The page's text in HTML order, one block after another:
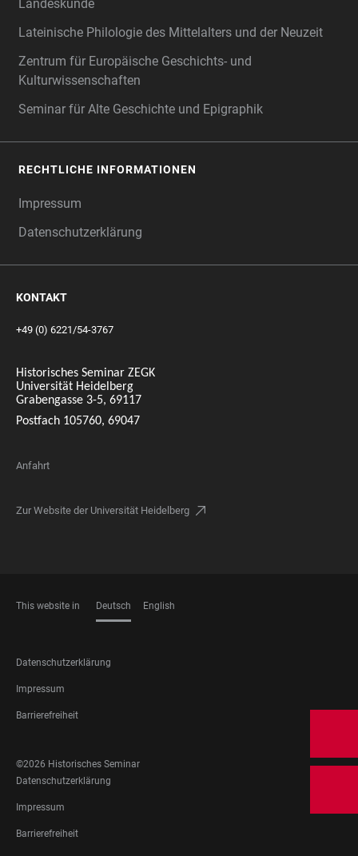
Landeskunde
Lateinische Philologie des Mittelalters und der Neuzeit
Zentrum für Europäische Geschichts- und
Kulturwissenschaften
Seminar für Alte Geschichte und Epigraphik
RECHTLICHE INFORMATIONEN
Impressum
Datenschutzerklärung
KONTAKT
+49 (0) 6221/54-3767
Historisches Seminar ZEGK
Universität Heidelberg
Grabengasse 3-5, 69117
Postfach 105760, 69047
Anfahrt
Zur Website der Universität Heidelberg
This website in Deutsch English
FOOTER
LEGAL
Datenschutzerklärung
Impressum
Barrierefreiheit
SOCIAL
©2026 Historisches Seminar
FOOTER
LEGAL
Datenschutzerklärung
Impressum
Barrierefreiheit